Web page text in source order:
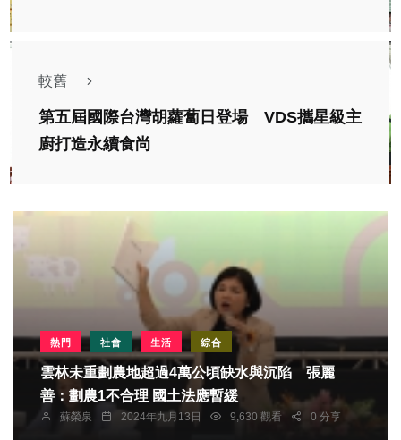
較舊
第五屆國際台灣胡蘿蔔日登場 VDS攜星級主
廚打造永續食尚
熱門 社會 生活 綜合
雲林未重劃農地超過4萬公頃缺水與沉陷 張麗
善：劃農1不合理 國土法應暫緩
蘇榮泉 2024年九月13日 9,630 觀看 0 分享